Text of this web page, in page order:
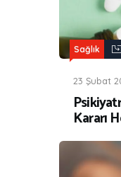
Sağlık
23 Şubat
Kararı